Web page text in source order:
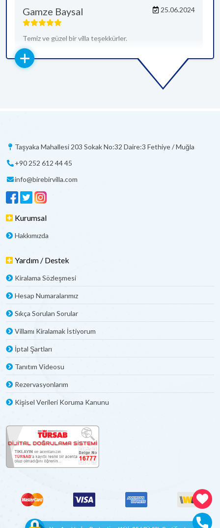
Gamze Baysal 25.06.2024
Temiz ve güzel bir villa teşekkürler.
Taşyaka Mahallesi 203 Sokak No:32 Daire:3 Fethiye / Muğla
+90 252 612 44 45
info@birebirvilla.com
Kurumsal
Hakkımızda
Yardım / Destek
Kiralama Sözleşmesi
Hesap Numaralarımız
Sıkça Sorulan Sorular
Villamı Kiralamak İstiyorum
İptal Şartları
Tanıtım Videosu
Rezervasyonlarım
Kişisel Verileri Koruma Kanunu